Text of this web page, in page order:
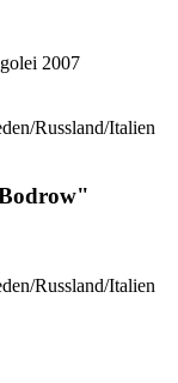
2007
Russland/Italien
Russland/Italien